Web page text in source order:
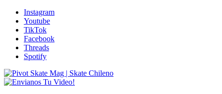
Instagram
Youtube
TikTok
Facebook
Threads
Spotify